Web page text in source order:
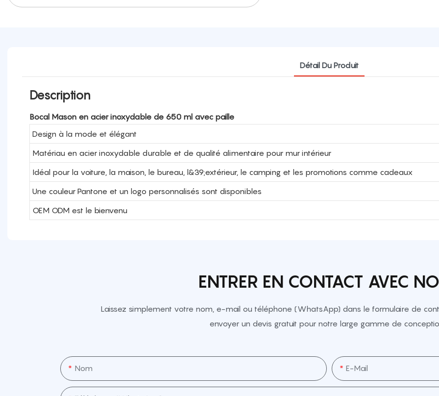
Détail Du Produit
Description
Bocal Mason en acier inoxydable de 650 ml avec paille
Design à la mode et élégant
Matériau en acier inoxydable durable et de qualité alimentaire pour mur intérieur
Idéal pour la voiture, la maison, le bureau, l&39;extérieur, le camping et les promotions comme cadeaux
Une couleur Pantone et un logo personnalisés sont disponibles
OEM ODM est le bienvenu
ENTRER EN CONTACT AVEC
Laissez simplement votre nom, e-mail ou téléphone (WhatsApp) dans le formulaire de
envoyer un devis gratuit pour notre large gamme de
Nom E-Mail